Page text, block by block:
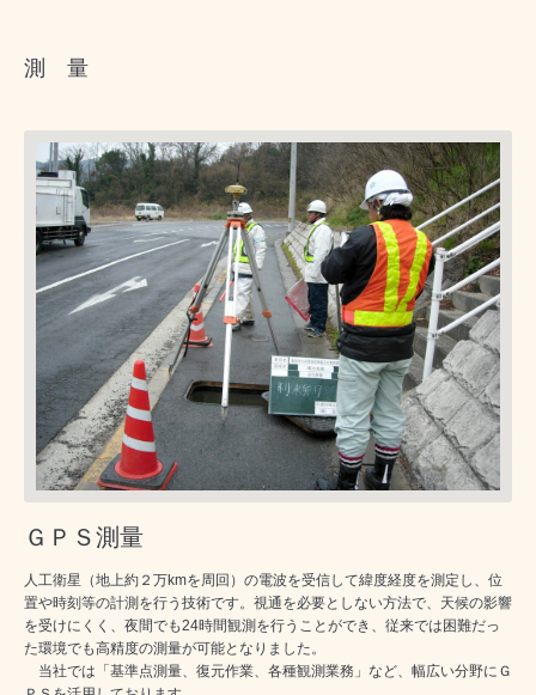
測 量
ＧＰＳ測量
人工衛星（地上約２万kmを周回）の電波を受信して緯度経度を測定し、位
置や時刻等の計測を行う技術です。視通を必要としない方法で、天候の影響
を受けにくく、夜間でも24時間観測を行うことができ、従来では困難だっ
た環境でも高精度の測量が可能となりました。
当社では「基準点測量、復元作業、各種観測業務」など、幅広い分野にＧ